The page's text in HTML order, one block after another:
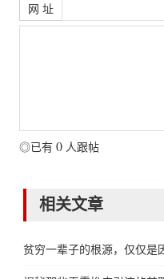
网 址
◎已有 0 人跟帖
相关文章
贫穷一辈子的根源，仅仅是